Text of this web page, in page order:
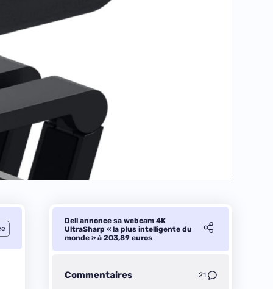
Dell annonce sa webcam 4K
UltraSharp « la plus intelligente du
monde » à 203,89 euros
Commentaires 21